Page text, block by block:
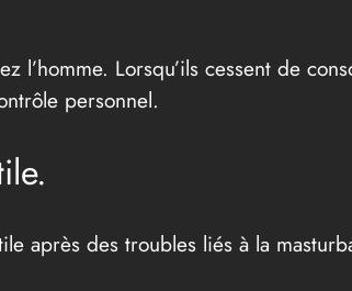
l’homme. Lorsqu’ils cessent de
personnel.
après des troubles liés à la